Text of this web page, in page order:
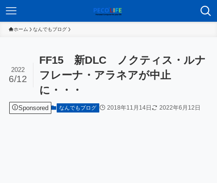
ホーム なんでもブログ
FF15 新DLC ノクティス・ルナ
フレーナ・アラネアが中止
に・・・
2022
6/12
Sponsored なんでもブログ 2018年11月14日 2022年6月12日